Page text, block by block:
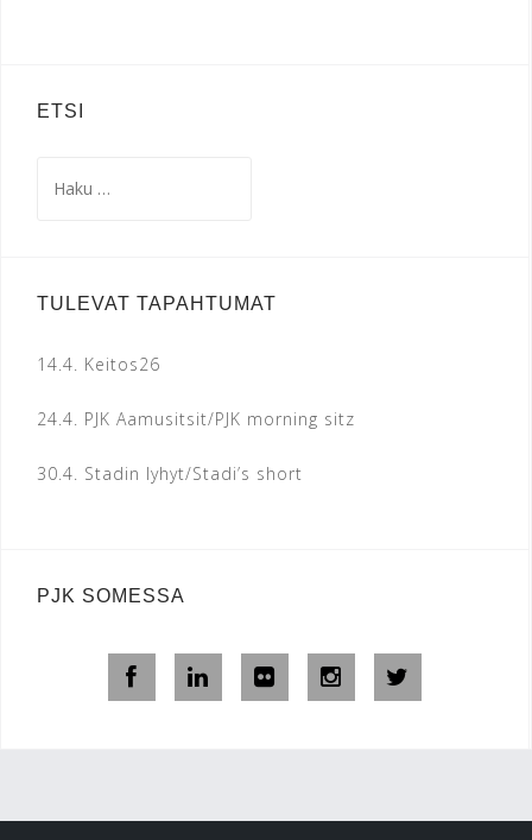
ETSI
TULEVAT TAPAHTUMAT
14.4. Keitos26
24.4. PJK Aamusitsit/PJK morning sitz
30.4. Stadin lyhyt/Stadi’s short
PJK SOMESSA